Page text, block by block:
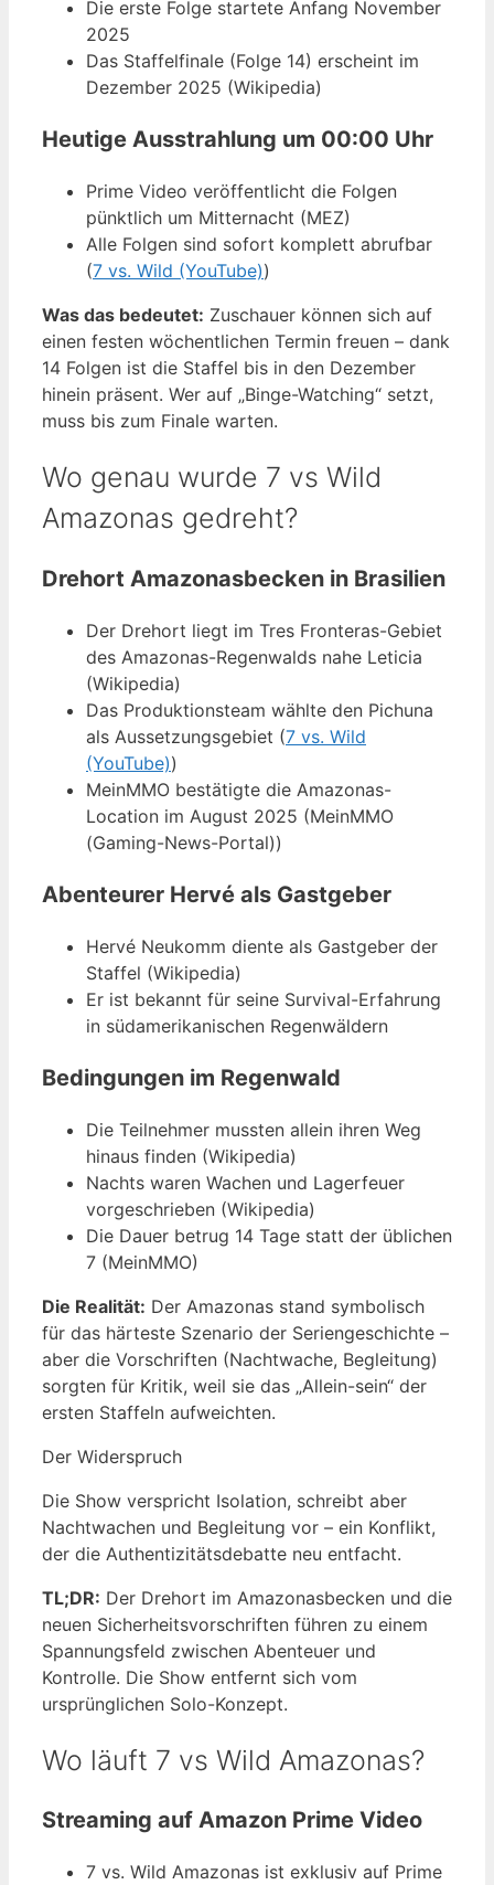
Die erste Folge startete Anfang November
2025
Das Staffelfinale (Folge 14) erscheint im
Dezember 2025 (Wikipedia)
Heutige Ausstrahlung um 00:00 Uhr
Prime Video veröffentlicht die Folgen
pünktlich um Mitternacht (MEZ)
Alle Folgen sind sofort komplett abrufbar
(7 vs. Wild (YouTube))
Was das bedeutet: Zuschauer können sich auf
einen festen wöchentlichen Termin freuen – dank
14 Folgen ist die Staffel bis in den Dezember
hinein präsent. Wer auf „Binge-Watching“ setzt,
muss bis zum Finale warten.
Wo genau wurde 7 vs Wild
Amazonas gedreht?
Drehort Amazonasbecken in Brasilien
Der Drehort liegt im Tres Fronteras-Gebiet
des Amazonas-Regenwalds nahe Leticia
(Wikipedia)
Das Produktionsteam wählte den Pichuna
als Aussetzungsgebiet (7 vs. Wild
(YouTube))
MeinMMO bestätigte die Amazonas-
Location im August 2025 (MeinMMO
(Gaming-News-Portal))
Abenteurer Hervé als Gastgeber
Hervé Neukomm diente als Gastgeber der
Staffel (Wikipedia)
Er ist bekannt für seine Survival-Erfahrung
in südamerikanischen Regenwäldern
Bedingungen im Regenwald
Die Teilnehmer mussten allein ihren Weg
hinaus finden (Wikipedia)
Nachts waren Wachen und Lagerfeuer
vorgeschrieben (Wikipedia)
Die Dauer betrug 14 Tage statt der üblichen
7 (MeinMMO)
Die Realität: Der Amazonas stand symbolisch
für das härteste Szenario der Seriengeschichte –
aber die Vorschriften (Nachtwache, Begleitung)
sorgten für Kritik, weil sie das „Allein-sein“ der
ersten Staffeln aufweichten.
Der Widerspruch
Die Show verspricht Isolation, schreibt aber
Nachtwachen und Begleitung vor – ein Konflikt,
der die Authentizitätsdebatte neu entfacht.
TL;DR: Der Drehort im Amazonasbecken und die
neuen Sicherheitsvorschriften führen zu einem
Spannungsfeld zwischen Abenteuer und
Kontrolle. Die Show entfernt sich vom
ursprünglichen Solo-Konzept.
Wo läuft 7 vs Wild Amazonas?
Streaming auf Amazon Prime Video
7 vs. Wild Amazonas ist exklusiv auf Prime